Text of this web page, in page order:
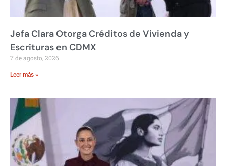
Jefa Clara Otorga Créditos de Vivienda y
Escrituras en CDMX
7 de agosto, 2026
Leer más »